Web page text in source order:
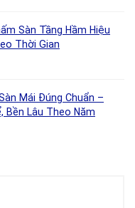
Sàn Tầng Hầm Hiệu
Thời Gian
Mái Đúng Chuẩn –
Bền Lâu Theo Năm